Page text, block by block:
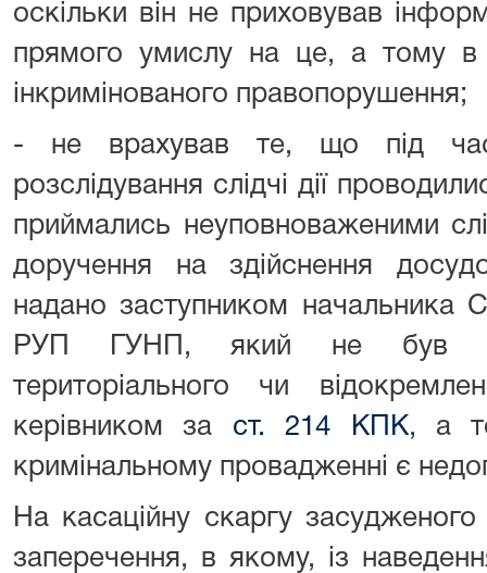
оскільки він не приховував
прямого умислу на це, а тому в
інкримінованого правопорушення;
- не врахував те, що під час
розслідування слідчі дії
приймались неуповноваженими
доручення на здійснення
надано заступником начальника
РУП ГУНП, який не був
територіального чи
керівником за ст. 214 КПК, а
кримінальному провадженні є
На касаційну скаргу
заперечення, в якому, із